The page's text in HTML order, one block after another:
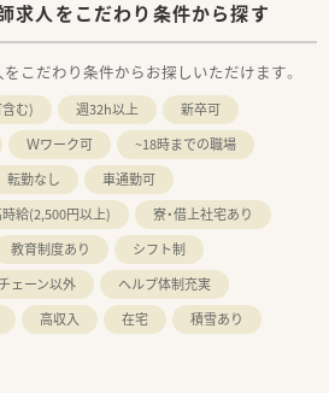
求人をこだわり条件から探す
こだわり条件からお探しいただけます。
む) 週32h以上
新卒可
Ｗワーク可
~18時までの職場
転勤なし
車通勤可
給(2,500円以上)
寮・借上社宅あり
教育制度あり
シフト制
ェーン以外
ヘルプ体制充実
高収入 在宅
積雪あり